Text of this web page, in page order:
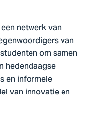
netwerk van
van
om samen
hedendaagse
en informele
van innovatie en